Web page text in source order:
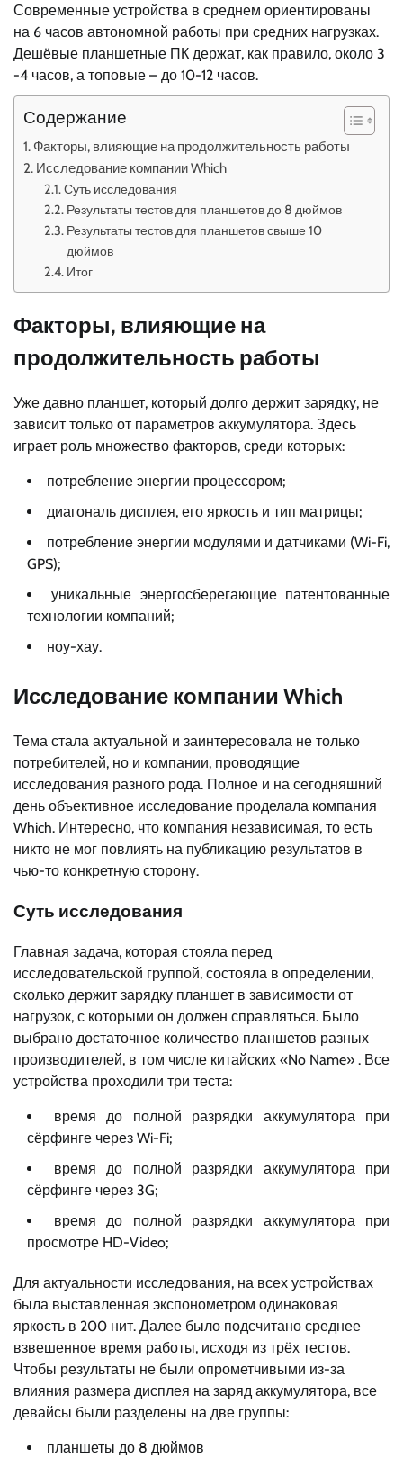
Современные устройства в среднем ориентированы
на 6 часов автономной работы при средних нагрузках.
Дешёвые планшетные ПК держат, как правило, около 3
-4 часов, а топовые – до 10-12 часов.
Содержание
Факторы, влияющие на продолжительность работы
Исследование компании Which
Суть исследования
Результаты тестов для планшетов до 8 дюймов
Результаты тестов для планшетов свыше 10
дюймов
Итог
Факторы, влияющие на
продолжительность работы
Уже давно планшет, который долго держит зарядку, не
зависит только от параметров аккумулятора. Здесь
играет роль множество факторов, среди которых:
потребление энергии процессором;
диагональ дисплея, его яркость и тип матрицы;
потребление энергии модулями и датчиками (Wi-Fi,
GPS);
уникальные энергосберегающие патентованные
технологии компаний;
ноу-хау.
Исследование компании Which
Тема стала актуальной и заинтересовала не только
потребителей, но и компании, проводящие
исследования разного рода. Полное и на сегодняшний
день объективное исследование проделала компания
Which. Интересно, что компания независимая, то есть
никто не мог повлиять на публикацию результатов в
чью-то конкретную сторону.
Суть исследования
Главная задача, которая стояла перед
исследовательской группой, состояла в определении,
сколько держит зарядку планшет в зависимости от
нагрузок, с которыми он должен справляться. Было
выбрано достаточное количество планшетов разных
производителей, в том числе китайских «No Name» . Все
устройства проходили три теста:
время до полной разрядки аккумулятора при
сёрфинге через Wi-Fi;
время до полной разрядки аккумулятора при
сёрфинге через 3G;
время до полной разрядки аккумулятора при
просмотре HD-Video;
Для актуальности исследования, на всех устройствах
была выставленная экспонометром одинаковая
яркость в 200 нит. Далее было подсчитано среднее
взвешенное время работы, исходя из трёх тестов.
Чтобы результаты не были опрометчивыми из-за
влияния размера дисплея на заряд аккумулятора, все
девайсы были разделены на две группы:
планшеты до 8 дюймов